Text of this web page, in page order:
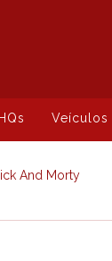
Veículos
And Morty